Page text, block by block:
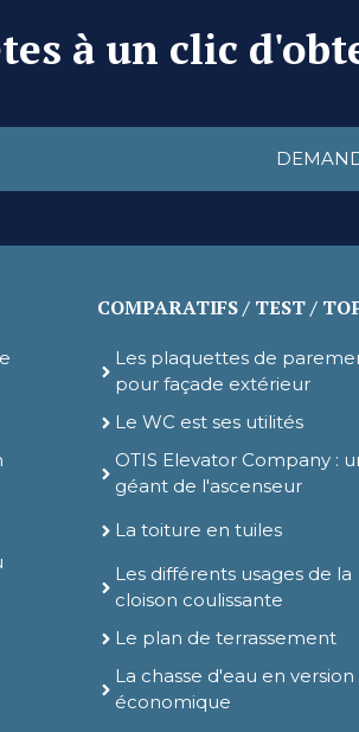
à un clic
COMPARATIFS / TEST /
Les plaquettes de
pour façade extérieur
Le WC est ses utilités
OTIS Elevator Company :
géant de l'ascenseur
La toiture en tuiles
Les différents usages de la
cloison coulissante
Le plan de terrassement
La chasse d'eau en version
économique